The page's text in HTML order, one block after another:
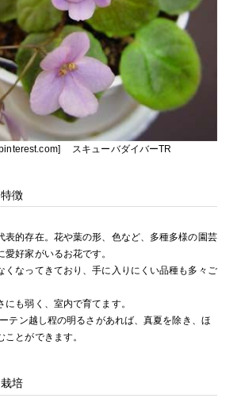
スキューバダイバーTR
徴
表的存在。花や葉の形、色など、多種多様の園芸
好家がいるお花です。
くなってきており、手に入りにくい品種も多々ご
も弱く、室内で育てます。
テン越し程の明るさがあれば、真夏を除き、ほ
とができます。
培